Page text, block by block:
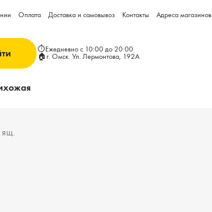
Оплата Доставка и самовывоз Контакты Адреса магазинов
⏱Ежедневно с 10:00 до 20:00
🏠г. Омск. Ул. Лермонтова, 192А